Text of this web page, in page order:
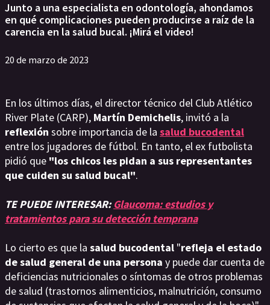
Junto a una especialista en odontología, ahondamos
en qué complicaciones pueden producirse a raíz de la
carencia en la salud bucal. ¡Mirá el video!
20 de marzo de 2023
En los últimos días, el director técnico del Club Atlético
River Plate (CARP), Martín Demichelis, invitó a la
reflexión sobre importancia de la salud bucodental
entre los jugadores de fútbol. En tanto, el ex futbolista
pidió que "los chicos les pidan a sus representantes
que cuiden su salud bucal".
TE PUEDE INTERESAR:Glaucoma: estudios y
tratamientos para su detección temprana
Lo cierto es que la salud bucodental "refleja el estado
de salud general de una persona y puede dar cuenta de
deficiencias nutricionales o síntomas de otros problemas
de salud (trastornos alimenticios, malnutrición, consumo